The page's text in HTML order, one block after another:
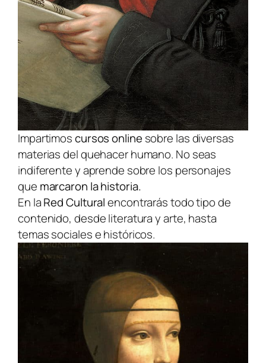
Impartimoscursos online sobre las diversas
materias del quehacer humano. No seas
indiferente y aprende sobre los personajes
que marcaron la historia.
En laRed Culturalencontrarás todo tipo de
contenido, desde literatura y arte, hasta
temas sociales e históricos.